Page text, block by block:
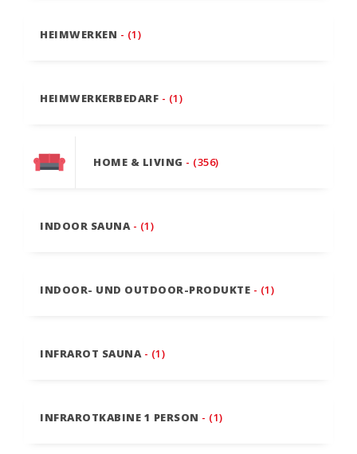
HEIMWERKEN - (1)
HEIMWERKERBEDARF - (1)
HOME & LIVING - (356)
INDOOR SAUNA - (1)
INDOOR- UND OUTDOOR-PRODUKTE - (1)
INFRAROT SAUNA - (1)
INFRAROTKABINE 1 PERSON - (1)